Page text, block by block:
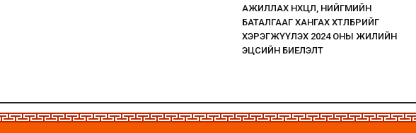
АЖИЛЛАХ НӨХЦӨЛ, НИЙГМИЙН
БАТАЛГААГ ХАНГАХ ХӨТӨЛБӨРИЙГ
ХЭРЭГЖҮҮЛЭХ 2024 ОНЫ ЖИЛИЙН
ЭЦСИЙН БИЕЛЭЛТ